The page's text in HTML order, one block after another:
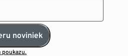
noviniek
poukazu.